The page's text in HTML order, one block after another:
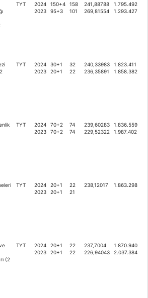
TYT
2024
2023
150+4
95+3
158
101
241,88788
269,81554
1.795.492
1.293.427
TYT
2024
2023
30+1
20+1
32
22
240,33983
236,35891
1.823.411
1.858.382
TYT
2024
2023
70+2
70+2
74
74
239,60283
229,52322
1.836.559
1.987.402
TYT
2024
2023
20+1
20+1
22
21
238,12017 1.863.298
(2
TYT
2024
2023
20+1
20+1
22
22
237,7004
226,94043
1.870.940
2.037.384